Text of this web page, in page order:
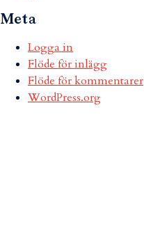
Meta
Logga in
Flöde för inlägg
Flöde för kommentarer
WordPress.org